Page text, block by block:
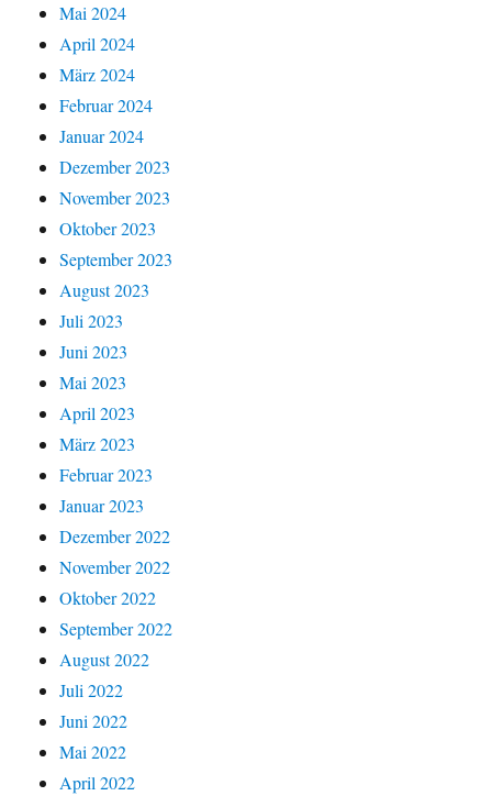
Mai 2024
April 2024
März 2024
Februar 2024
Januar 2024
Dezember 2023
November 2023
Oktober 2023
September 2023
August 2023
Juli 2023
Juni 2023
Mai 2023
April 2023
März 2023
Februar 2023
Januar 2023
Dezember 2022
November 2022
Oktober 2022
September 2022
August 2022
Juli 2022
Juni 2022
Mai 2022
April 2022